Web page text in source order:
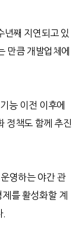
년째 지연되고 있
만큼 개발업체에
능 이전 이후에
정책도 함께 추진
영하는 야간 관
를 활성화할 계
.